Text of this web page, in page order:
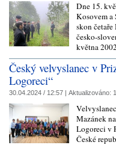
Dne 15.
Kosovem
skon
česko-
května
Český velvyslanec v
Logoreci“
30.04.2024 / 12:57 | Aktualizováno:
Mazánek
Logoreci v
České